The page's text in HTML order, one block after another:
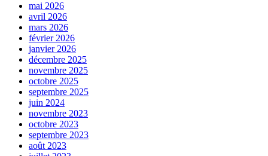
mai 2026
avril 2026
mars 2026
février 2026
janvier 2026
décembre 2025
novembre 2025
octobre 2025
septembre 2025
juin 2024
novembre 2023
octobre 2023
septembre 2023
août 2023